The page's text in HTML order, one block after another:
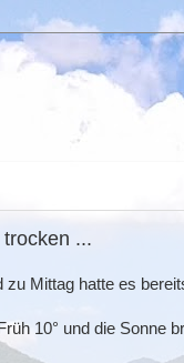
...
Mittag hatte es
10° und die Sonne